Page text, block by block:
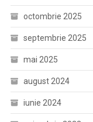
octombrie 2025
septembrie 2025
mai 2025
august 2024
iunie 2024